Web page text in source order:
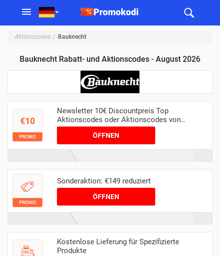
Aktionscodes Bauknecht
Bauknecht Rabatt- und Aktionscodes - August 2026
€10
PROMO
Newsletter 10€ Discountpreis Top
Aktionscodes oder Aktionscodes von
Bauknecht
ÖFFNEN
PROMO
Sonderaktion: €149 reduziert
ÖFFNEN
Kostenlose Lieferung für Spezifizierte
Produkte